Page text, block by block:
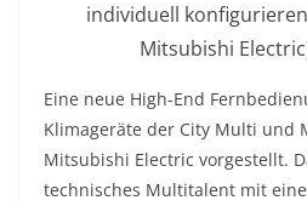
individuell
Mitsubishi
Eine neue High-End
Klimageräte der City Multi und
Mitsubishi Electric vorgestellt.
technisches Multitalent mit